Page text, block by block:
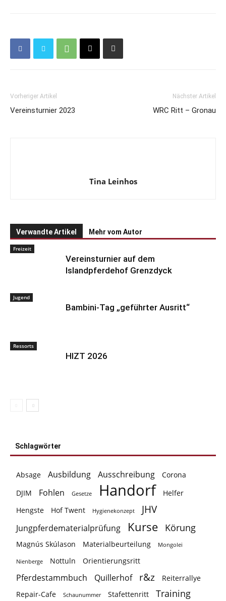
Vorheriger Artikel
Vereinsturnier 2023
Nächster Artikel
WRC Ritt – Gronau
Tina Leinhos
Verwandte Artikel Mehr vom Autor
Freizeit
Vereinsturnier auf dem
Islandpferdehof Grenzdyck
Jugend
Bambini-Tag „geführter Ausritt“
Ressorts
HIZT 2026
Schlagwörter
Absage Ausbildung Ausschreibung
Corona
DJIM
Fohlen Gesetze Handorf
Helfer
Hengste
Hof Twent Hygienekonzept JHV
Jungpferdematerialprüfung Kurse Körung
Magnús Skúlason Materialbeurteilung Mongolei
Nienberge Nottuln Orientierungsritt
Pferdestammbuch Quillerhof r&z
Reiterrallye
Repair-Cafe
Schaunummer Stafettenritt Training